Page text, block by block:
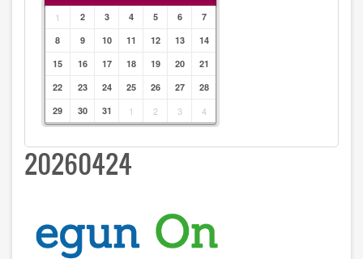
1 2 3 4 5 6
7
8
9 10 11 12 13
14
15
16 17 18 19 20
21
22
23 24 25 26 27
28
29
30 31 1 2 3 4
20260424